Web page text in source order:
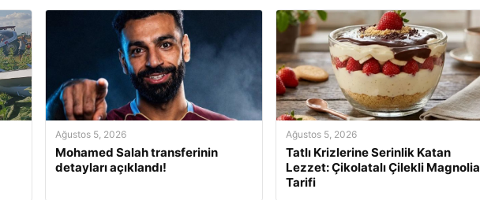
Ağustos 5, 2026
Mohamed Salah transferinin
detayları açıklandı!
Ağustos 5, 2026
Tatlı Krizlerine Serinlik Katan
Lezzet: Çikolatalı Çilekli Magnolia
Tarifi